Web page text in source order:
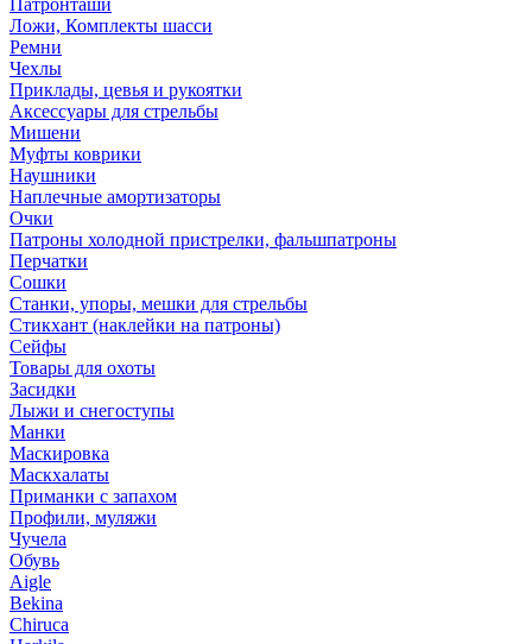
Патронташи
Ложи, Комплекты шасси
Ремни
Чехлы
Приклады, цевья и рукоятки
Аксессуары для стрельбы
Мишени
Муфты коврики
Наушники
Наплечные амортизаторы
Очки
Патроны холодной пристрелки, фальшпатроны
Перчатки
Сошки
Станки, упоры, мешки для стрельбы
Стикхант (наклейки на патроны)
Сейфы
Товары для охоты
Засидки
Лыжи и снегоступы
Манки
Маскировка
Маскхалаты
Приманки с запахом
Профили, муляжи
Чучела
Обувь
Aigle
Bekina
Chiruсa